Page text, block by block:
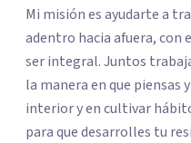
Responder
Mi misión es ayudarte a
adentro hacia afuera,
ser integral. Juntos
la manera en que piensas
interior y en cultivar
para que desarrolles tu